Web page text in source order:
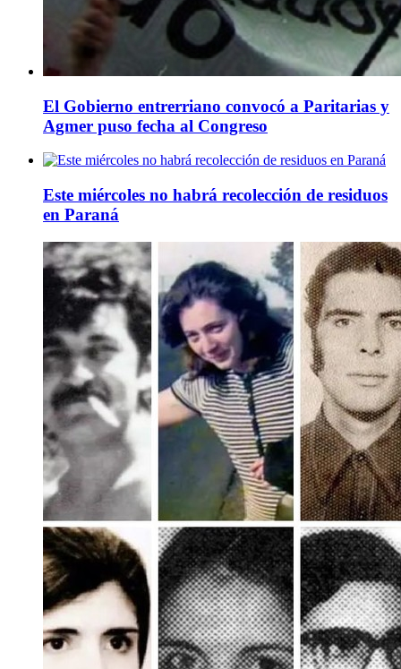
El Gobierno entrerriano convocó a Paritarias y
Agmer puso fecha al Congreso
Este miércoles no habrá recolección de residuos
en Paraná